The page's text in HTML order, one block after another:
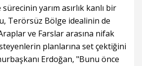
yarım asırlık kanlı bir
Terörsüz Bölge idealinin de
ve Farslar arasına nifak
planlarına set çektiğini
Erdoğan, "Bunu önce